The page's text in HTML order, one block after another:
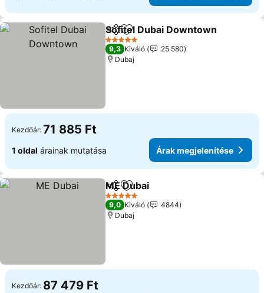
Megosztás
Hozzáadás a kedvencekhez
Sofitel Dubai Downtown
5 Kategória
9,3 Kiváló
25 580
Dubaj
Kezdőár: 71 885 Ft
1 oldal árainak mutatása Árak megjelenítése
Megosztás
Hozzáadás a kedvencekhez
ME Dubai
5 Kategória
9,0 Kiváló
4844
Dubaj
Kezdőár: 87 479 Ft